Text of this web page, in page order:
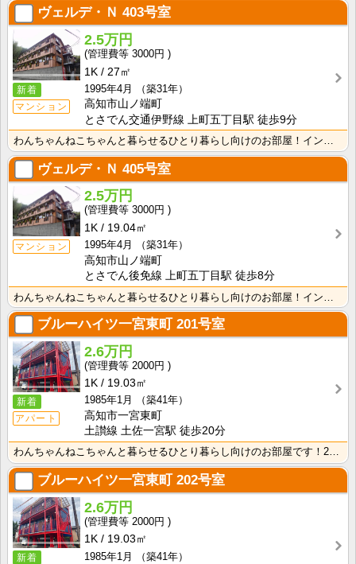
ヴェルデ・Ｎ 403号室
新着
マンション
2.5万円
3000円
1K
27㎡
1995年4月
（築31年）
高知市山ノ端町
とさでん交通伊野線 上町五丁目駅 徒歩9分
ヴェルデ・Ｎ 405号室
マンション
2.5万円
3000円
1K
19.04㎡
1995年4月
（築31年）
高知市山ノ端町
とさでん後免線 上町五丁目駅 徒歩8分
ブルーハイツ一宮東町201号室
新着
アパート
2.6万円
2000円
1K
19.03㎡
1985年1月
（築41年）
高知市一宮東町
土讃線 土佐一宮駅 徒歩20分
わんちゃんねこちゃんと暮らせるひとり暮らし向けのお部屋です！2026年6月下旬、ネット無料（Wi-F･･･
ブルーハイツ一宮東町202号室
新着
2.6万円
2000円
1K
19.03㎡
1985年1月
（築41年）